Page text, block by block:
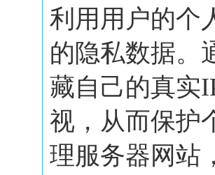
利用用户的个
的隐私数据。
藏自己的真实
视，从而保护
理服务器网站